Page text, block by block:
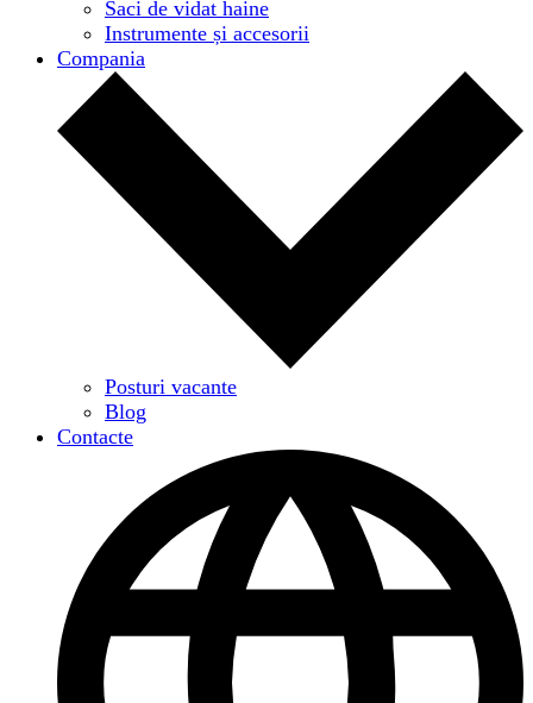
Saci de vidat haine
Instrumente și accesorii
Compania
Posturi vacante
Blog
Contacte